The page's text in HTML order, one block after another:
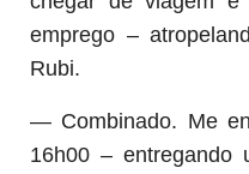
emprego –
Rubi.
— Combinado. Me
16h00 – entregando